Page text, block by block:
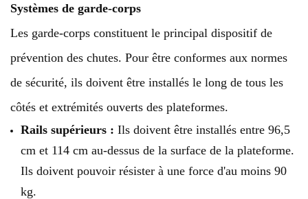
Systèmes de garde-corps
Les garde-corps constituent le principal dispositif de
prévention des chutes. Pour être conformes aux normes
de sécurité, ils doivent être installés le long de tous les
côtés et extrémités ouverts des plateformes.
Rails supérieurs : Ils doivent être installés entre 96,5
cm et 114 cm au-dessus de la surface de la plateforme.
Ils doivent pouvoir résister à une force d'au moins 90
kg.